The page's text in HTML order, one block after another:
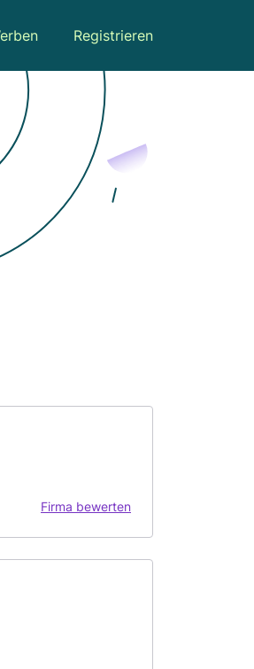
Registrieren
Firma bewerten